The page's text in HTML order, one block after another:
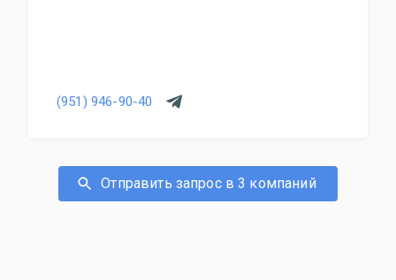
(951) 946-90-40
Отправить запрос в 3 компаний